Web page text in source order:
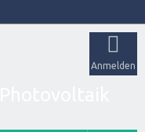
Anmelden